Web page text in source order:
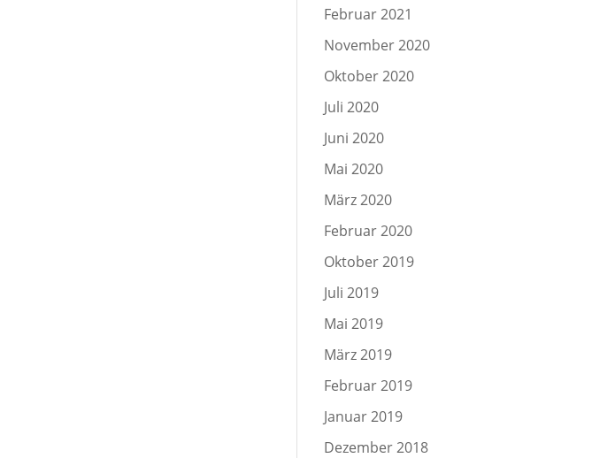
Februar 2021
November 2020
Oktober 2020
Juli 2020
Juni 2020
Mai 2020
März 2020
Februar 2020
Oktober 2019
Juli 2019
Mai 2019
März 2019
Februar 2019
Januar 2019
Dezember 2018